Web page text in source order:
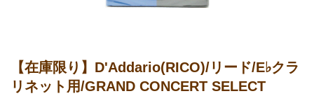
【在庫限り】D'Addario(RICO)/リード/E♭クラ
リネット用/GRAND CONCERT SELECT